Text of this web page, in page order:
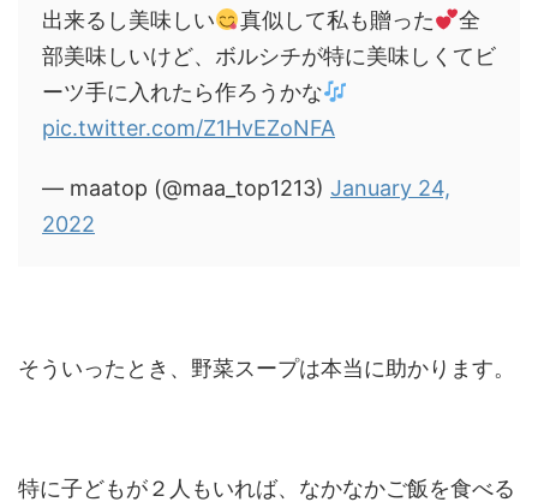
出来るし美味しい
真似して私も贈った
全
部美味しいけど、ボルシチが特に美味しくてビ
ーツ手に入れたら作ろうかな
pic.twitter.com/Z1HvEZoNFA
— maatop (@maa_top1213) January 24,
2022
そういったとき、野菜スープは本当に助かります。
特に子どもが２人もいれば、なかなかご飯を食べる